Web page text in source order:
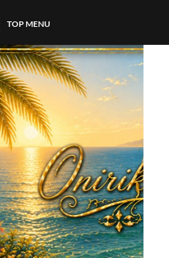
TOP MENU